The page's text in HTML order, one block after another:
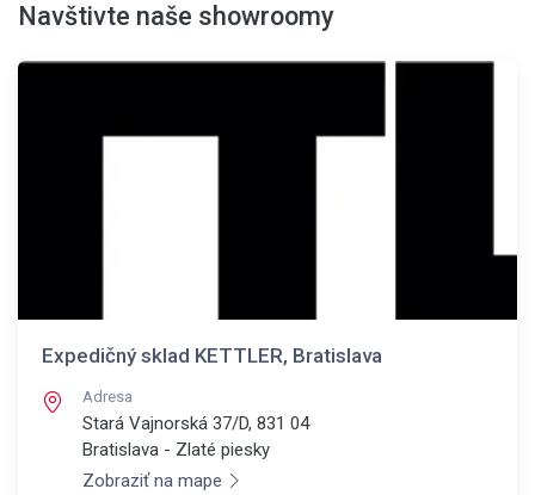
Navštivte naše showroomy
Expedičný sklad KETTLER, Bratislava
Adresa
Stará Vajnorská 37/D, 831 04
Bratislava - Zlaté piesky
Zobraziť na mape